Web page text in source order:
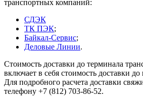
транспортных компаний:
СДЭК
ТК ПЭК;
Байкал-Сервис;
Деловые Линии.
Стоимость доставки до терминала
включает в себя стоимость доставки до
Для подробного расчета доставки
телефону +7 (812) 703-86-52.